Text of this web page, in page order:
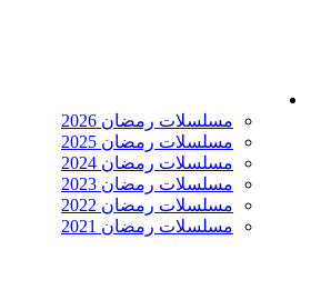
مسلسلات رمضان 2026
مسلسلات رمضان 2025
مسلسلات رمضان 2024
مسلسلات رمضان 2023
مسلسلات رمضان 2022
مسلسلات رمضان 2021